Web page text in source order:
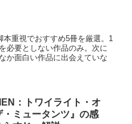
重視でおすすめ5冊を厳選。1
必要としない作品のみ。次に
か面白い作品に出会えていな
：トワイライト・オ
・ミュータンツ』の感